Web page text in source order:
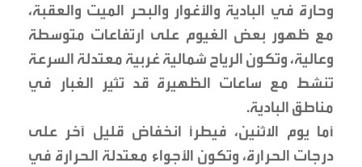
وحارة في البادية والأغوار والبحر الميت والعقبة،
مع ظهور بعض الغيوم على ارتفاعات متوسطة
وعالية، وتكون الرياح شمالية غربية معتدلة السرعة
تنشط مع ساعات الظهيرة قد تثير الغبار في
مناطق البادية.
أما يوم الاثنين، فيطرأ انخفاض قليل آخر على
درجات الحرارة، وتكون الأجواء معتدلة الحرارة في